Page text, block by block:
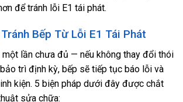
để tránh lỗi E1 tái phát.
Bếp Từ Lỗi E1 Tái Phát
lần chưa đủ — nếu không thay đổi thói
trì định kỳ, bếp sẽ tiếp tục báo lỗi và
kiện. 5 biện pháp dưới đây được chắt
sửa chữa: